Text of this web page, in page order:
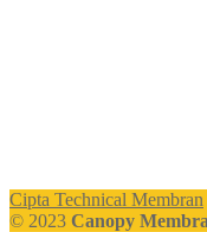
Cipta Technical Membran
© 2023 Canopy